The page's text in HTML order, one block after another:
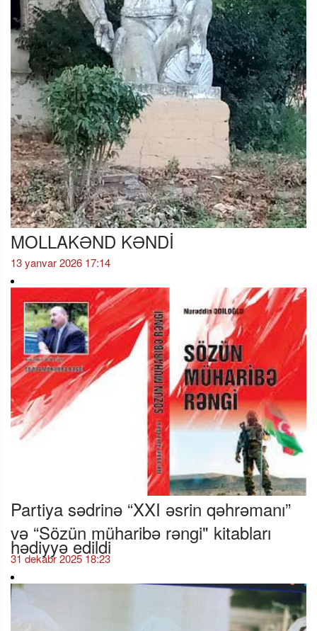
MOLLAKƏND KƏNDİ
13 yanvar 2026 17:14
Partiya sədrinə “XXI əsrin qəhrəmanı”
və “Sözün müharibə rəngi" kitabları
hədiyyə edildi
31 dekabr 2025 18:23